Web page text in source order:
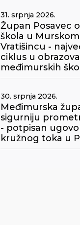
31. srpnja 2026.
Župan Posavec
škola u
Vratišincu -
ciklus u
međimurskih
30. srpnja 2026.
Međimurska
sigurniju
- potpisan
kružnog toka u